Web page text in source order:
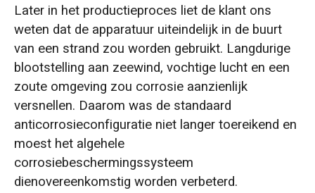
Later in het productieproces liet de klant ons
weten dat de apparatuur uiteindelijk in de buurt
van een strand zou worden gebruikt. Langdurige
blootstelling aan zeewind, vochtige lucht en een
zoute omgeving zou corrosie aanzienlijk
versnellen. Daarom was de standaard
anticorrosieconfiguratie niet langer toereikend en
moest het algehele
corrosiebeschermingssysteem
dienovereenkomstig worden verbeterd.